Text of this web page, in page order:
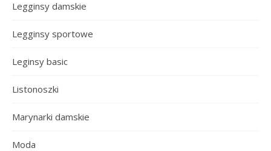
Legginsy damskie
Legginsy sportowe
Leginsy basic
Listonoszki
Marynarki damskie
Moda